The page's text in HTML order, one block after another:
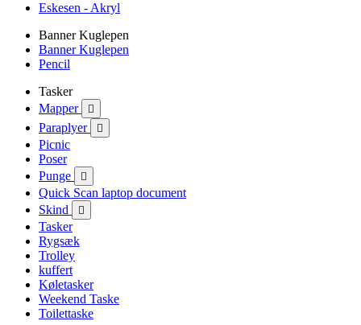
Eskesen - Akryl
Banner Kuglepen
Banner Kuglepen
Pencil
Tasker
Mapper

Paraplyer 
Picnic
Poser
Punge

Quick Scan laptop document
Skind

Tasker
Rygsæk
Trolley
kuffert
Køletasker
Weekend Taske
Toilettaske